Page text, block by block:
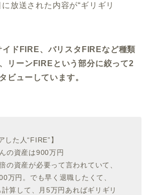
放送された内容が“ギリギリ
ドFIRE、バリスタFIREなど種類
リーンFIREという部分に絞って2
ビューしています。
した人“FIRE”】
の資産は900万円
の資産が必要って言われていて、
万円。でも早く退職したくて、
算して、月5万円あればギリギリ